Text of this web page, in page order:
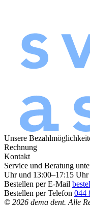
Unsere
Rechnung
Kontakt
Service und Beratung
Uhr und 13:00–17:15 Uhr
Bestellen per E-Mail
Bestellen per Telefon 044
© 2026 dema dent. Alle